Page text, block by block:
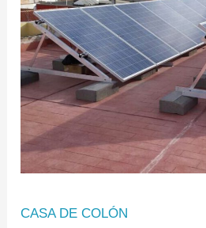
CASA DE COLÓN